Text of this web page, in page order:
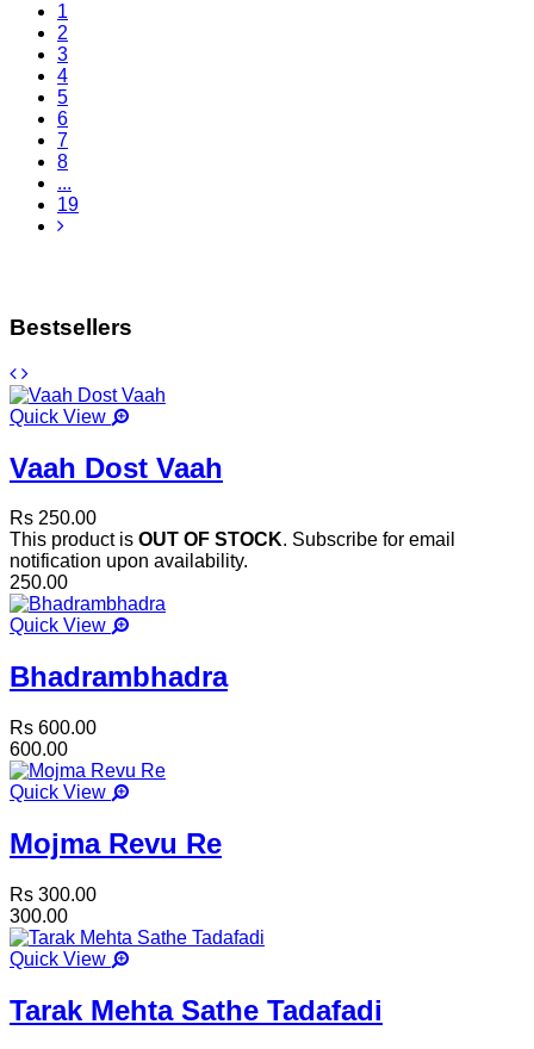
1
2
3
4
5
6
7
8
...
19
Bestsellers
Quick View
Vaah Dost Vaah
Rs 250.00
This product is OUT OF STOCK. Subscribe for email
notification upon availability.
250.00
Quick View
Bhadrambhadra
Rs 600.00
600.00
Quick View
Mojma Revu Re
Rs 300.00
300.00
Quick View
Tarak Mehta Sathe Tadafadi